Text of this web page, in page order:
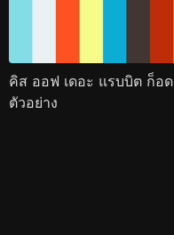
คิส ออฟ เดอะ แรบบิต ก็อด
ตัวอย่าง